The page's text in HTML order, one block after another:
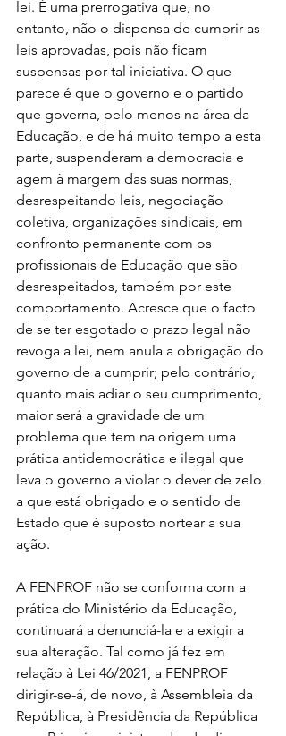
lei. É uma prerrogativa que, no
entanto, não o dispensa de cumprir as
leis aprovadas, pois não ficam
suspensas por tal iniciativa. O que
parece é que o governo e o partido
que governa, pelo menos na área da
Educação, e de há muito tempo a esta
parte, suspenderam a democracia e
agem à margem das suas normas,
desrespeitando leis, negociação
coletiva, organizações sindicais, em
confronto permanente com os
profissionais de Educação que são
desrespeitados, também por este
comportamento. Acresce que o facto
de se ter esgotado o prazo legal não
revoga a lei, nem anula a obrigação do
governo de a cumprir; pelo contrário,
quanto mais adiar o seu cumprimento,
maior será a gravidade de um
problema que tem na origem uma
prática antidemocrática e ilegal que
leva o governo a violar o dever de zelo
a que está obrigado e o sentido de
Estado que é suposto nortear a sua
ação.
A FENPROF não se conforma com a
prática do Ministério da Educação,
continuará a denunciá-la e a exigir a
sua alteração. Tal como já fez em
relação à Lei 46/2021, a FENPROF
dirigir-se-á, de novo, à Assembleia da
República, à Presidência da República